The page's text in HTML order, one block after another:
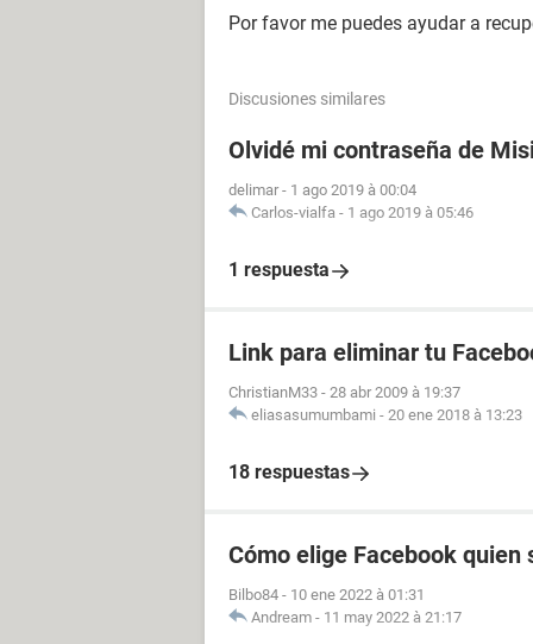
Por favor me puedes ayudar a
Discusiones similares
Olvidé mi contraseña de
delimar - 1 ago 2019 à 00:04
Carlos-vialfa - 1 ago 2019 à 05:46
1 respuesta
Link para eliminar tu
ChristianM33 - 28 abr 2009 à 19:37
eliasasumumbami - 20 ene 2018 à 13:23
18 respuestas
Cómo elige Facebook
Bilbo84 - 10 ene 2022 à 01:31
Andream - 11 may 2022 à 21:17